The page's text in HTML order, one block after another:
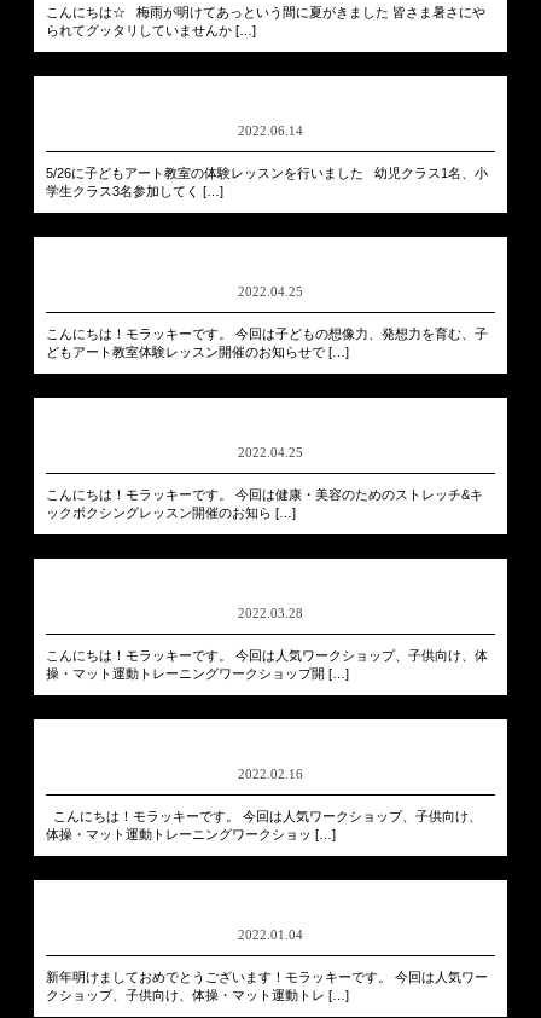
こんにちは☆ 梅雨が明けてあっという間に夏がきました 皆さま暑さにや
られてグッタリしていませんか […]
2022.06.14
5/26に子どもアート教室の体験レッスンを行いました 幼児クラス1名、小
学生クラス3名参加してく […]
2022.04.25
こんにちは！モラッキーです。 今回は子どもの想像力、発想力を育む、子
どもアート教室体験レッスン開催のお知らせで […]
2022.04.25
こんにちは！モラッキーです。 今回は健康・美容のためのストレッチ&キ
ックボクシングレッスン開催のお知ら […]
2022.03.28
こんにちは！モラッキーです。 今回は人気ワークショップ、子供向け、体
操・マット運動トレーニングワークショップ開 […]
2022.02.16
こんにちは！モラッキーです。 今回は人気ワークショップ、子供向け、
体操・マット運動トレーニングワークショッ […]
2022.01.04
新年明けましておめでとうございます！モラッキーです。 今回は人気ワー
クショップ、子供向け、体操・マット運動トレ […]